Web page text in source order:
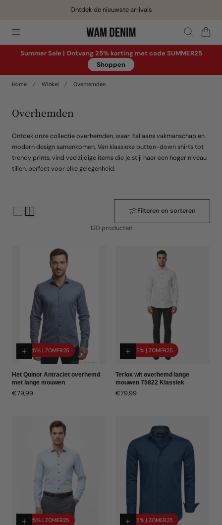
Ontdek de nieuwste arrivals
Summer Sale | Ontvang 25% korting met code SUMMER25
Shoppen
Home Winkel Overhemden
Overhemden
Ontdek onze collectie overhemden, waar Italiaans vakmanschap en
modern design samenkomen. Van klassieke button-down shirts tot
trendy prints, vind veelzijdige items die je stijl naar een hoger niveau
tillen, perfect voor elke gelegenheid.
Filteren en sorteren
120 producten
-25% | ZOMER25
Het Quinor Antraciet overhemd
met lange mouwen
Normale
€79,99
-25% | ZOMER25
Terlox wit overhemd lange
mouwen 75822 Klassiek
Normale
€79,99
-25% | ZOMER25 -25% | ZOMER25